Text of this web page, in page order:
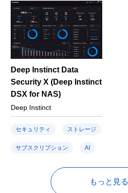
Deep Instinct Data
Security X (Deep Instinct
DSX for NAS)
Deep Instinct
セキュリティ ストレージ
サブスクリプション AI
もっと見る